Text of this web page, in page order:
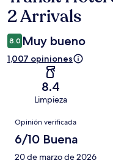
2 Arrivals
8.0 Muy bueno
1,007 opiniones
8.4
Limpieza
Opiniones
Opinión verificada
6/10 Buena
20 de marzo de 2026